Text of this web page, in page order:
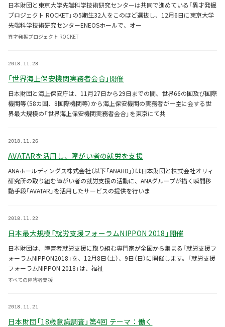
日本財団と東京大学先端科学技術研究センターは共同で進めている「異才発掘
プロジェクト ROCKET」の5期生32人をこのほど選抜し、12月6日に東京大学
先端科学技術研究センターENEOSホールで、オー
異才発掘プロジェクト ROCKET
「世界海上保安機関実務者会合」開催
2018.11.28
日本財団と海上保安庁は、11月27日から29日までの間、世界66の国及び国際
機関等（58カ国、8国際機関等）から海上保安機関の実務者が一堂に会する世
界最大規模の「世界海上保安機関実務者会合」を東京にて共
AVATARを活用し、障がい者の就労を支援
2018.11.26
ANAホールディングス株式会社（以下「ANAHD」）は日本財団と株式会社オリィ
研究所の取り組む障がい者の就労支援の活動に、ANAグループが描く瞬間移
動手段「AVATAR」を活用したサービスの提供を行いま
日本最大規模「就労支援フォーラムNIPPON 2018」開催
2018.11.22
日本財団は、障害者就労支援に取り組む専門家が全国から集まる「就労支援フ
ォーラムNIPPON2018」を、12月8日（土）、9日（日）に開催します。「就労支援
フォーラムNIPPON 2018」は、福祉
すべての障害者支援
日本財団「18歳意識調査」第4回 テーマ：働く
2018.11.21